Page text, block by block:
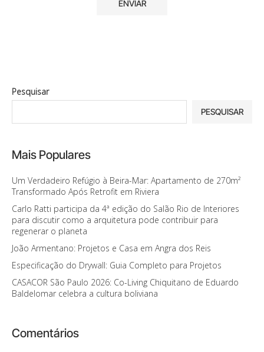
Pesquisar
PESQUISAR
Mais Populares
Um Verdadeiro Refúgio à Beira-Mar: Apartamento de 270m²
Transformado Após Retrofit em Riviera
Carlo Ratti participa da 4ª edição do Salão Rio de Interiores
para discutir como a arquitetura pode contribuir para
regenerar o planeta
João Armentano: Projetos e Casa em Angra dos Reis
Especificação do Drywall: Guia Completo para Projetos
CASACOR São Paulo 2026: Co-Living Chiquitano de Eduardo
Baldelomar celebra a cultura boliviana
Comentários